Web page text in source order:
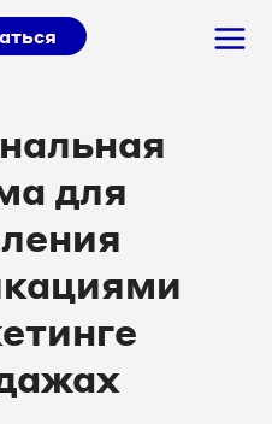
для